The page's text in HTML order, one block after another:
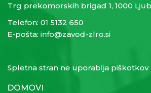
Trg prekomorskih brigad 1, 1000
Telefon: 01 5132 650
E-pošta: info@zavod-zlro.si
Spletna stran ne uporablja piškotkov
DOMOVI